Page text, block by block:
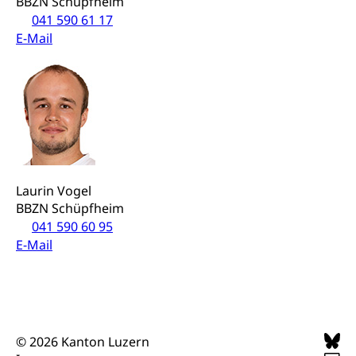
041 590 61 17
E-Mail
Laurin Vogel
BBZN Schüpfheim
041 590 60 95
E-Mail
© 2026 Kanton Luzern
Grundbuchplan mit Eigentümerabfrage
Luftreinhaltung, Luftverschmutzung, Klimaschutz,
Klimaveränderung, Treibhauseffekt
Raumplan, Nutzungsplan
Richtplanung Kanton Luzern (ARE)